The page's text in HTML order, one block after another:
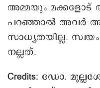
അമ്മയും
പറഞ്ഞാൽ അവർ
സാധ്യതയില്ല.
നല്ലത്.
Credits: ഡോ.